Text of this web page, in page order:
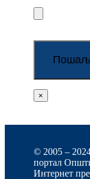
×
© 2005 –
портал
Интернет